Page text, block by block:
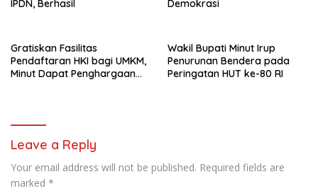
IPDN, Berhasil
Demokrasi
Gratiskan Fasilitas
Pendaftaran HKI bagi UMKM,
Minut Dapat Penghargaan
Wakil Bupati Minut Irup
Penurunan Bendera pada
Peringatan HUT ke-80 RI
Leave a Reply
Your email address will not be published. Required fields are
marked *